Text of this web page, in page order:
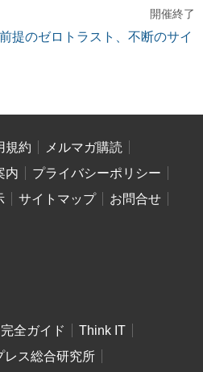
開催終了
提のゼロトラスト、不断のサイ
規約
メルマガ購読
内
プライバシーポリシー
サイトマップ
お問合せ
全ガイド
Think IT
レス総合研究所